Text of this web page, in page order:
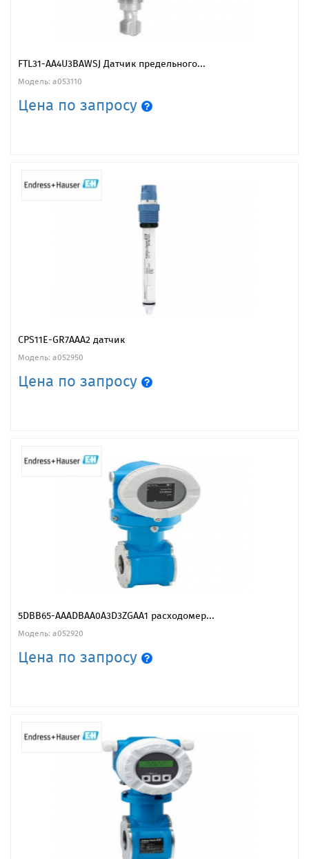
FTL31-AA4U3BAWSJ Датчик предельного...
Модель: a053110
Цена по запросу
CPS11E-GR7AAA2 датчик
Модель: a052950
Цена по запросу
5DBB65-AAADBAA0A3D3ZGAA1 расходомер...
Модель: a052920
Цена по запросу